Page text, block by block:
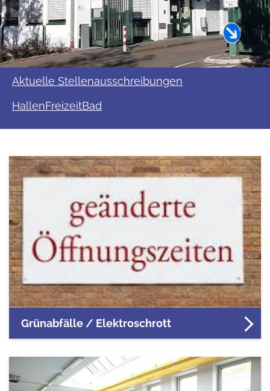
Aktuelle Stellenausschreibungen
HallenFreizeitBad
Grünabfälle / Elektroschrott